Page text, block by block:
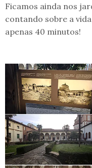
Ficamos ainda nos
contando sobre a
apenas 40 minutos!